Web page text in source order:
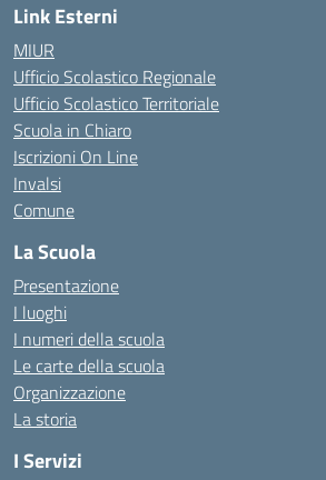
Link Esterni
MIUR
Ufficio Scolastico Regionale
Ufficio Scolastico Territoriale
Scuola in Chiaro
Iscrizioni On Line
Invalsi
Comune
La Scuola
Presentazione
I luoghi
I numeri della scuola
Le carte della scuola
Organizzazione
La storia
I Servizi